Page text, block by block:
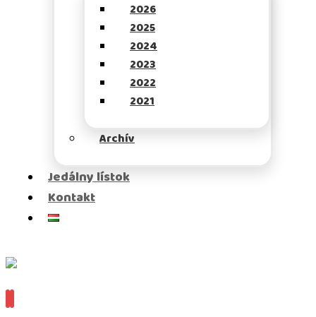
2026
2025
2024
2023
2022
2021
Archív
Jedálny lístok
Kontakt